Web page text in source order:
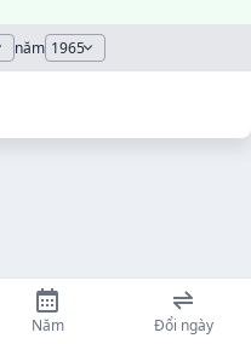
năm
Năm Đổi ngày